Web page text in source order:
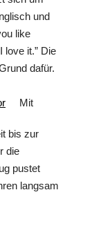
und
like
love it.” Die
dafür.
Mit
bis zur
die
pustet
langsam